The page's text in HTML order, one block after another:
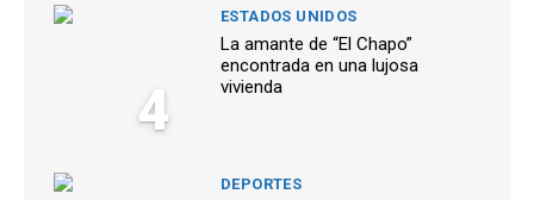
4
ESTADOS UNIDOS
La amante de “El Chapo”
encontrada en una lujosa
vivienda
DEPORTES